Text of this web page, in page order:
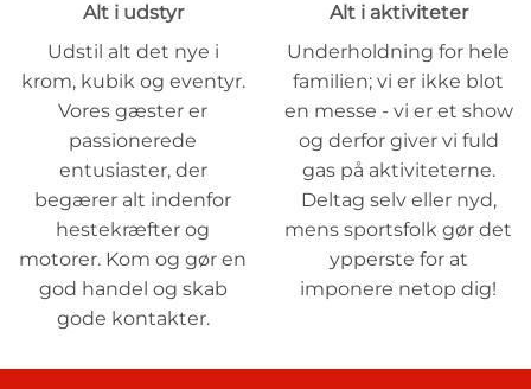
Alt i udstyr
Udstil alt det nye i
krom, kubik og eventyr.
Vores gæster er
passionerede
entusiaster, der
begærer alt indenfor
hestekræfter og
motorer. Kom og gør en
god handel og skab
gode kontakter.
Alt i aktiviteter
Underholdning for hele
familien; vi er ikke blot
en messe - vi er et show
og derfor giver vi fuld
gas på aktiviteterne.
Deltag selv eller nyd,
mens sportsfolk gør det
ypperste for at
imponere netop dig!